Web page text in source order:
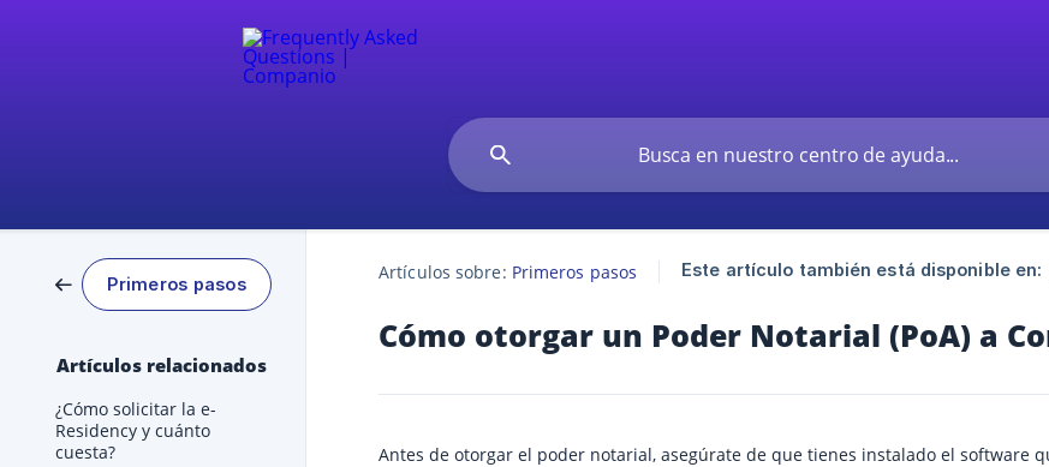
Primeros pasos
Artículos relacionados
¿Cómo solicitar la e-
Residency y cuánto
cuesta?
Artículos sobre: Primeros pasos Este artículo también está disponible en:
Cómo otorgar un Poder Notarial (PoA) a
Antes de otorgar el poder notarial, asegúrate de que tienes instalado el software